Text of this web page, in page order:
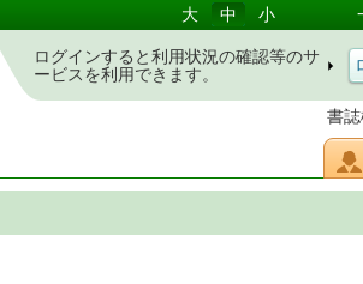
書
大 中 小
ログインすると利用状況の確認等のサ
ービスを利用できます。